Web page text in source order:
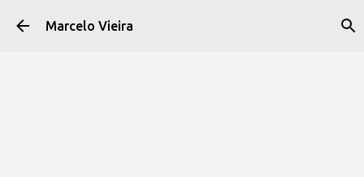
Pular para o conteúdo principal
Marcelo Vieira